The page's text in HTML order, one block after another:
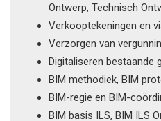
Ontwerp, Technisch
Verkooptekeningen en
Verzorgen van
Digitaliseren bestaande
BIM methodiek, BIM
BIM-regie en BIM-
BIM basis ILS, BIM ILS